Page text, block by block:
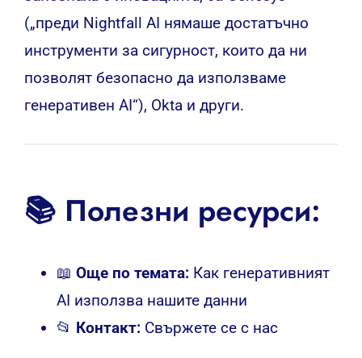
(„преди Nightfall AI нямаше достатъчно
инструменти за сигурност, които да ни
позволят безопасно да използваме
генеративен AI“), Okta и други.
📚 Полезни ресурси:
📖 Още по темата: Как генеративният
AI използва нашите данни
📂 Контакт: Свържете се с нас